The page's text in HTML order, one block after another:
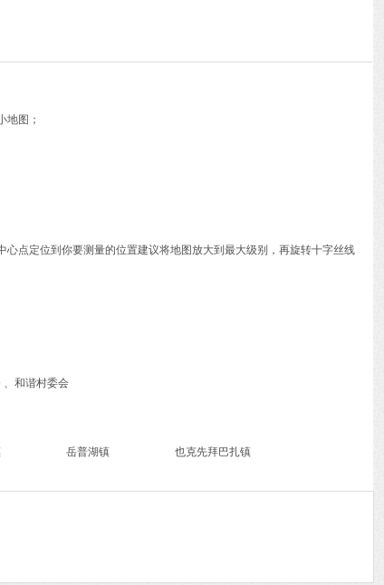
图；
心点定位到你要测量的位置建议将地图放大到最大级别，再旋转十字丝线
、和谐村委会
岳普湖镇
也克先拜巴扎镇